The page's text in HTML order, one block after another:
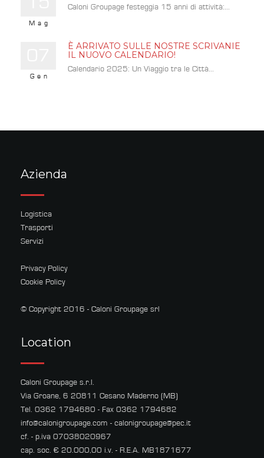
Mag
Caloni Groupage festeggia 15 anni di attività:...
Gen
È ARRIVATO SULLE NOSTRE SCRIVANIE
IL NUOVO CALENDARIO!
Calendario 2025: Un Viaggio tra le Città...
Azienda
Logistica
Trasporti
Servizi
Privacy Policy
Cookie Policy
© Copyright 2016 - Caloni Groupage srl
Location
Caloni Groupage s.r.l.
Via Groane, 6 20811 Cesano Maderno (MB)
Tel. 0362 1794680 - Fax 0362 1794682
info@calonigroupage.com - calonigroupage@pec.it
cf. - p.iva 07038020967
cap. soc. € 20.000,00 i.v. - R.E.A. MB1871677